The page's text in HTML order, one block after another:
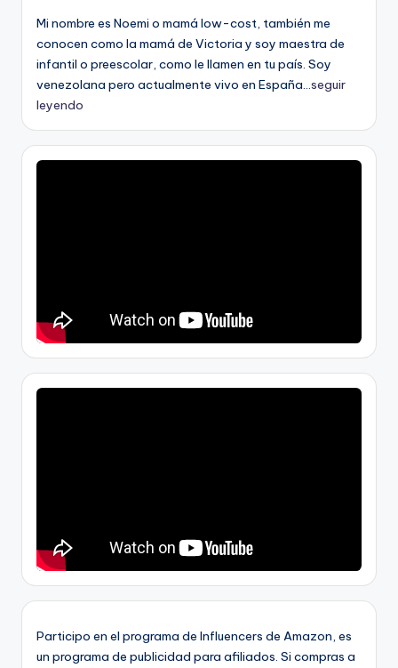
Mi nombre es Noemi o mamá low-cost, también me
conocen como la mamá de Victoria y soy maestra de
infantil o preescolar, como le llamen en tu país. Soy
venezolana pero actualmente vivo en España...seguir
leyendo
Participo en el programa de Influencers de Amazon, es
un programa de publicidad para afiliados. Si compras a